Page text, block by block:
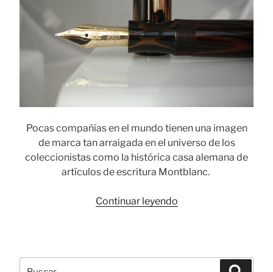
Pocas compañías en el mundo tienen una imagen
de marca tan arraigada en el universo de los
coleccionistas como la histórica casa alemana de
artículos de escritura Montblanc.
Continuar leyendo«Montblanc:
y